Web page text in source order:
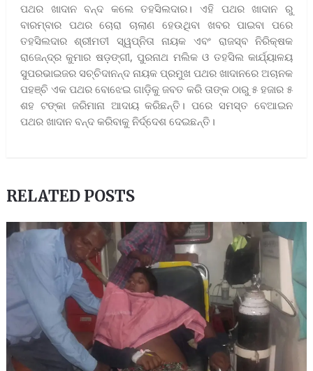
ପଥର ଖାଦାନ ବନ୍ଦ କଲେ ତହସିଲଦାର। ଏହି ପଥର ଖାଦାନ ରୁ
ବାରମ୍ବାର ପଥର ଚୋରା ଚାଲାଣ ହେଉଥିବା ଖବର ପାଇବା ପରେ
ତହସିଲଦାର ଶ୍ରୀମତୀ ସ୍ୱପ୍ନିତା ନାୟକ ଏବଂ ରାଜସ୍ବ ନିରିକ୍ଷକ
ରାଜେନ୍ଦ୍ର କୁମାର ଷଡ଼ଙ୍ଗୀ, ପୁରନାଥ ମଲିକ ଓ ତହସିଲ କାର୍ଯ୍ୟାଳୟ
ସୁପରଭାଇଜର ସଚ୍ଚିଦାନନ୍ଦ ନାୟକ ପ୍ରମୁଖ ପଥର ଖାଦାନରେ ଅଚାନକ
ପହଞ୍ଚି ଏକ ପଥର ବୋଝେଇ ଗାଡ଼ିକୁ ଜବତ କରି ତାଙ୍କ ଠାରୁ ୫ ହଜାର ୫
ଶହ ଟଙ୍କା ଜରିମାନା ଆଦାୟ କରିଛନ୍ତି। ପରେ ସମସ୍ତ ବେଆଇନ
ପଥର ଖାଦାନ ବନ୍ଦ କରିବାକୁ ନିର୍ଦ୍ଦେଶ ଦେଇଛନ୍ତି।
RELATED POSTS